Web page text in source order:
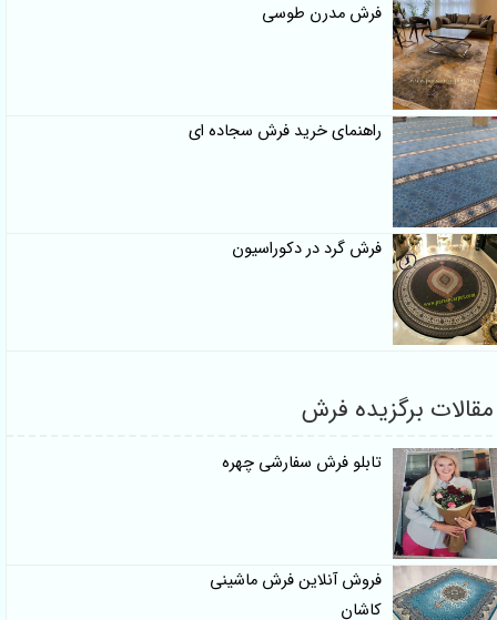
فرش مدرن طوسی
راهنمای خرید فرش سجاده ای
فرش گرد در دکوراسیون
برگزیده فرش
تابلو فرش سفارشی چهره
فروش آنلاین فرش ماشینی
کاشان